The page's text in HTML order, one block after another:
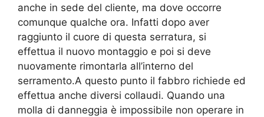
anche in sede del cliente, ma dove occorre
comunque qualche ora. Infatti dopo aver
raggiunto il cuore di questa serratura, si
effettua il nuovo montaggio e poi si deve
nuovamente rimontarla all’interno del
serramento.A questo punto il fabbro richiede ed
effettua anche diversi collaudi. Quando una
molla di danneggia è impossibile non operare in